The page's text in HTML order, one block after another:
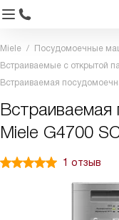
Miele
Посудомоечные
Встраиваемые с открытой
Встраиваемая
Miele G4700
1 отзыв